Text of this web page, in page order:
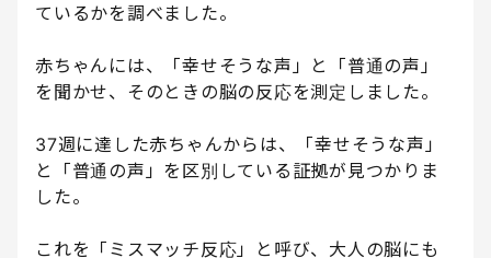
ているかを調べました。
赤ちゃんには、「幸せそうな声」と「普通の声」
を聞かせ、そのときの脳の反応を測定しました。
37週に達した赤ちゃんからは、「幸せそうな声」
と「普通の声」を区別している証拠が見つかりま
した。
これを「ミスマッチ反応」と呼び、大人の脳にも